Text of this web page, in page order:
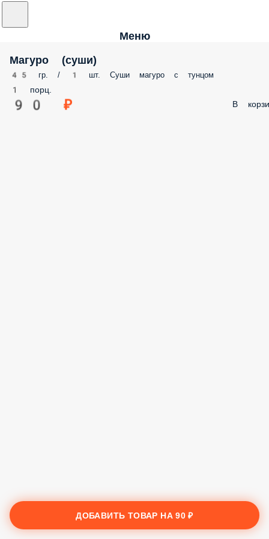
Меню
Магуро (суши)
45 гр. / 1 шт. Суши магуро с тунцом
1 порц.
90 ₽ В
ДОБАВИТЬ ТОВАР НА90 ₽